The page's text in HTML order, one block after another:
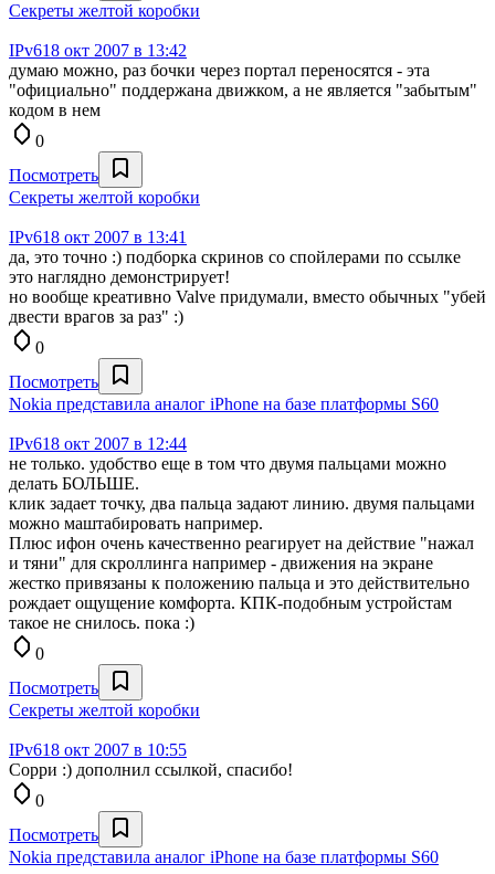
Секреты желтой коробки
IPv618 окт 2007 в 13:42
думаю можно, раз бочки через портал переносятся - эта
"официально" поддержана движком, а не является "забытым"
кодом в нем
0
Посмотреть
Секреты желтой коробки
IPv618 окт 2007 в 13:41
да, это точно :) подборка скринов со спойлерами по ссылке
это наглядно демонстрирует!
но вообще креативно Valve придумали, вместо обычных "убей
двести врагов за раз" :)
0
Посмотреть
Nokia представила аналог iPhone на базе платформы S60
IPv618 окт 2007 в 12:44
не только. удобство еще в том что двумя пальцами можно
делать БОЛЬШЕ.
клик задает точку, два пальца задают линию. двумя пальцами
можно маштабировать например.
Плюс ифон очень качественно реагирует на действие "нажал
и тяни" для скроллинга например - движения на экране
жестко привязаны к положению пальца и это действительно
рождает ощущение комфорта. КПК-подобным устройстам
такое не снилось. пока :)
0
Посмотреть
Секреты желтой коробки
IPv618 окт 2007 в 10:55
Сорри :) дополнил ссылкой, спасибо!
0
Посмотреть
Nokia представила аналог iPhone на базе платформы S60